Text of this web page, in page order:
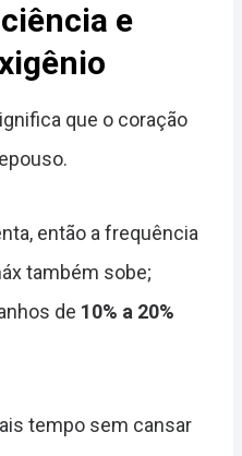
e
que o coração
então a frequência
também sobe;
de 10% a 20%
tempo sem cansar